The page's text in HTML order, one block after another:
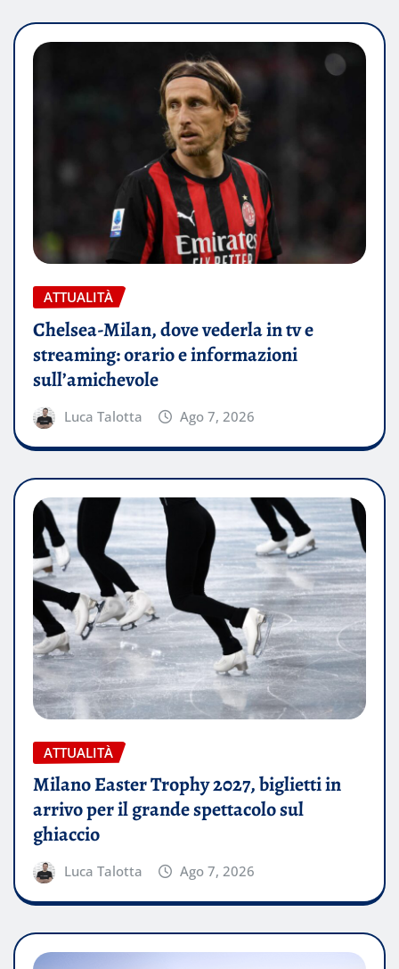
ATTUALITÀ
Chelsea-Milan, dove vederla in tv e
streaming: orario e informazioni
sull’amichevole
Luca Talotta Ago 7, 2026
ATTUALITÀ
Milano Easter Trophy 2027, biglietti in
arrivo per il grande spettacolo sul
ghiaccio
Luca Talotta Ago 7, 2026